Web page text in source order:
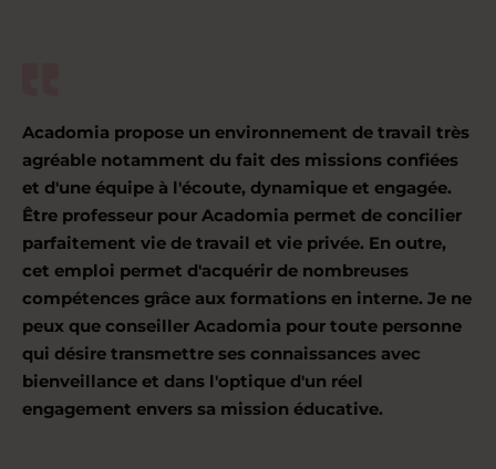
Acadomia propose un environnement de travail très
agréable notamment du fait des missions confiées
et d'une équipe à l'écoute, dynamique et engagée.
Être professeur pour Acadomia permet de concilier
parfaitement vie de travail et vie privée. En outre,
cet emploi permet d'acquérir de nombreuses
compétences grâce aux formations en interne. Je ne
peux que conseiller Acadomia pour toute personne
qui désire transmettre ses connaissances avec
bienveillance et dans l'optique d'un réel
engagement envers sa mission éducative.